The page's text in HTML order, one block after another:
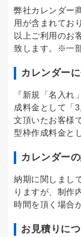
弊社カレンダー
用が含まれてお
以上ご利用のお
致します。※一
カレンダー
『新規「名入れ
成料金として「
文頂いたお客様
型枠作成料金と
カレンダー
納期に関しまし
りますが、制作
時間を頂く場合
お見積りに